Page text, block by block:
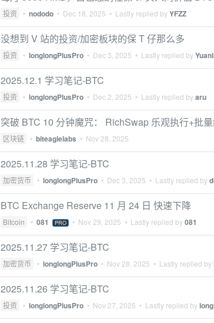
投资 • nododo • Dec 18, 2025 • Lastly replied byYFZZ
没想到 V 站的投资/加密板块的保 T 仔那么多
投资 • longlongPlusPro • Dec 3, 2025 • Lastly replied by
2025.12.1 学习笔记-BTC
投资 • longlongPlusPro • Dec 2, 2025 • Lastly replied byaru
突破 BTC 10 分钟魔咒： RichSwap 乐观执行+批
区块链 • biteaglelabs • Nov 28, 2025
2025.11.28 学习笔记-BTC
加密货币 • longlongPlusPro • Dec 3, 2025 • Lastly replied by
BTC Exchange Reserve 11 月 24 日 快速下降
Bitcoin • 081 PRO • Nov 29, 2025 • Lastly replied by081
2025.11.27 学习笔记-BTC
加密货币 • longlongPlusPro • Nov 28, 2025 • Lastly replied by
2025.11.26 学习笔记-BTC
投资 • longlongPlusPro • Nov 27, 2025 • Lastly replied by